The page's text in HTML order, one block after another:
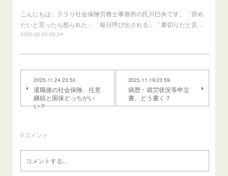
こんにちは、クラリ社会保険労務士事務所の氏川巳央です。「辞め
たいと言ったら怒られた」「毎日呼び出される」「裏切りだと言…
2026.02.03 00:24
2025.11.24 23:50
退職後の社会保険、任意
継続と国保どっちがい
い？
2025.11.19 23:59
病歴・就労状況等申立
書、どう書く？
0コメント